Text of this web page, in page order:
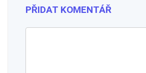
PŘIDAT KOMENTÁŘ